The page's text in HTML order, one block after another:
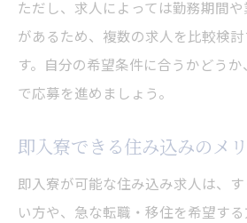
ただし、求人によっては勤務期間
があるため、複数の求人を比較検
す。自分の希望条件に合うかどう
で応募を進めましょう。
即入寮できる住み込みのメ
即入寮が可能な住み込み求人は、
い方や、急な転職・移住を希望す